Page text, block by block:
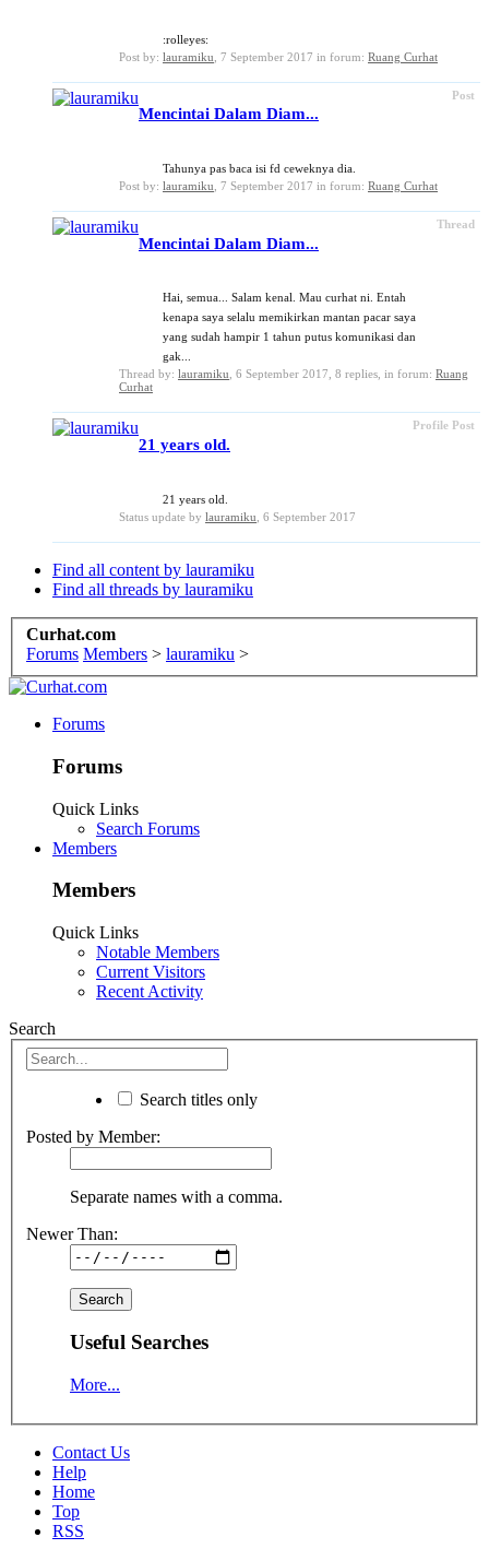
:rolleyes:
Post by: lauramiku 7 September 2017 in forum: Ruang Curhat
Post
Mencintai Dalam Diam...
Tahunya pas baca isi fd ceweknya dia.
Post by: lauramiku 7 September 2017 in forum: Ruang Curhat
Thread
Mencintai Dalam Diam...
Hai, semua... Salam kenal. Mau curhat ni. Entah
kenapa saya selalu memikirkan mantan pacar saya
yang sudah hampir 1 tahun putus komunikasi dan
gak...
Thread by: lauramiku 6 September 2017 , 8 replies, in forum: Ruang
Curhat
Profile Post
21 years old.
21 years old.
Status update by lauramiku 6 September 2017
Find all content by lauramiku
Find all threads by lauramiku
Curhat.com
Forums Members > lauramiku >
Forums
Forums
Quick Links
Search Forums
Members
Members
Quick Links
Notable Members
Current Visitors
Recent Activity
Search
Search titles only
Posted by Member:
Separate names with a comma.
Newer Than:
Useful Searches
More...
Contact Us
Help
Home
Top
RSS